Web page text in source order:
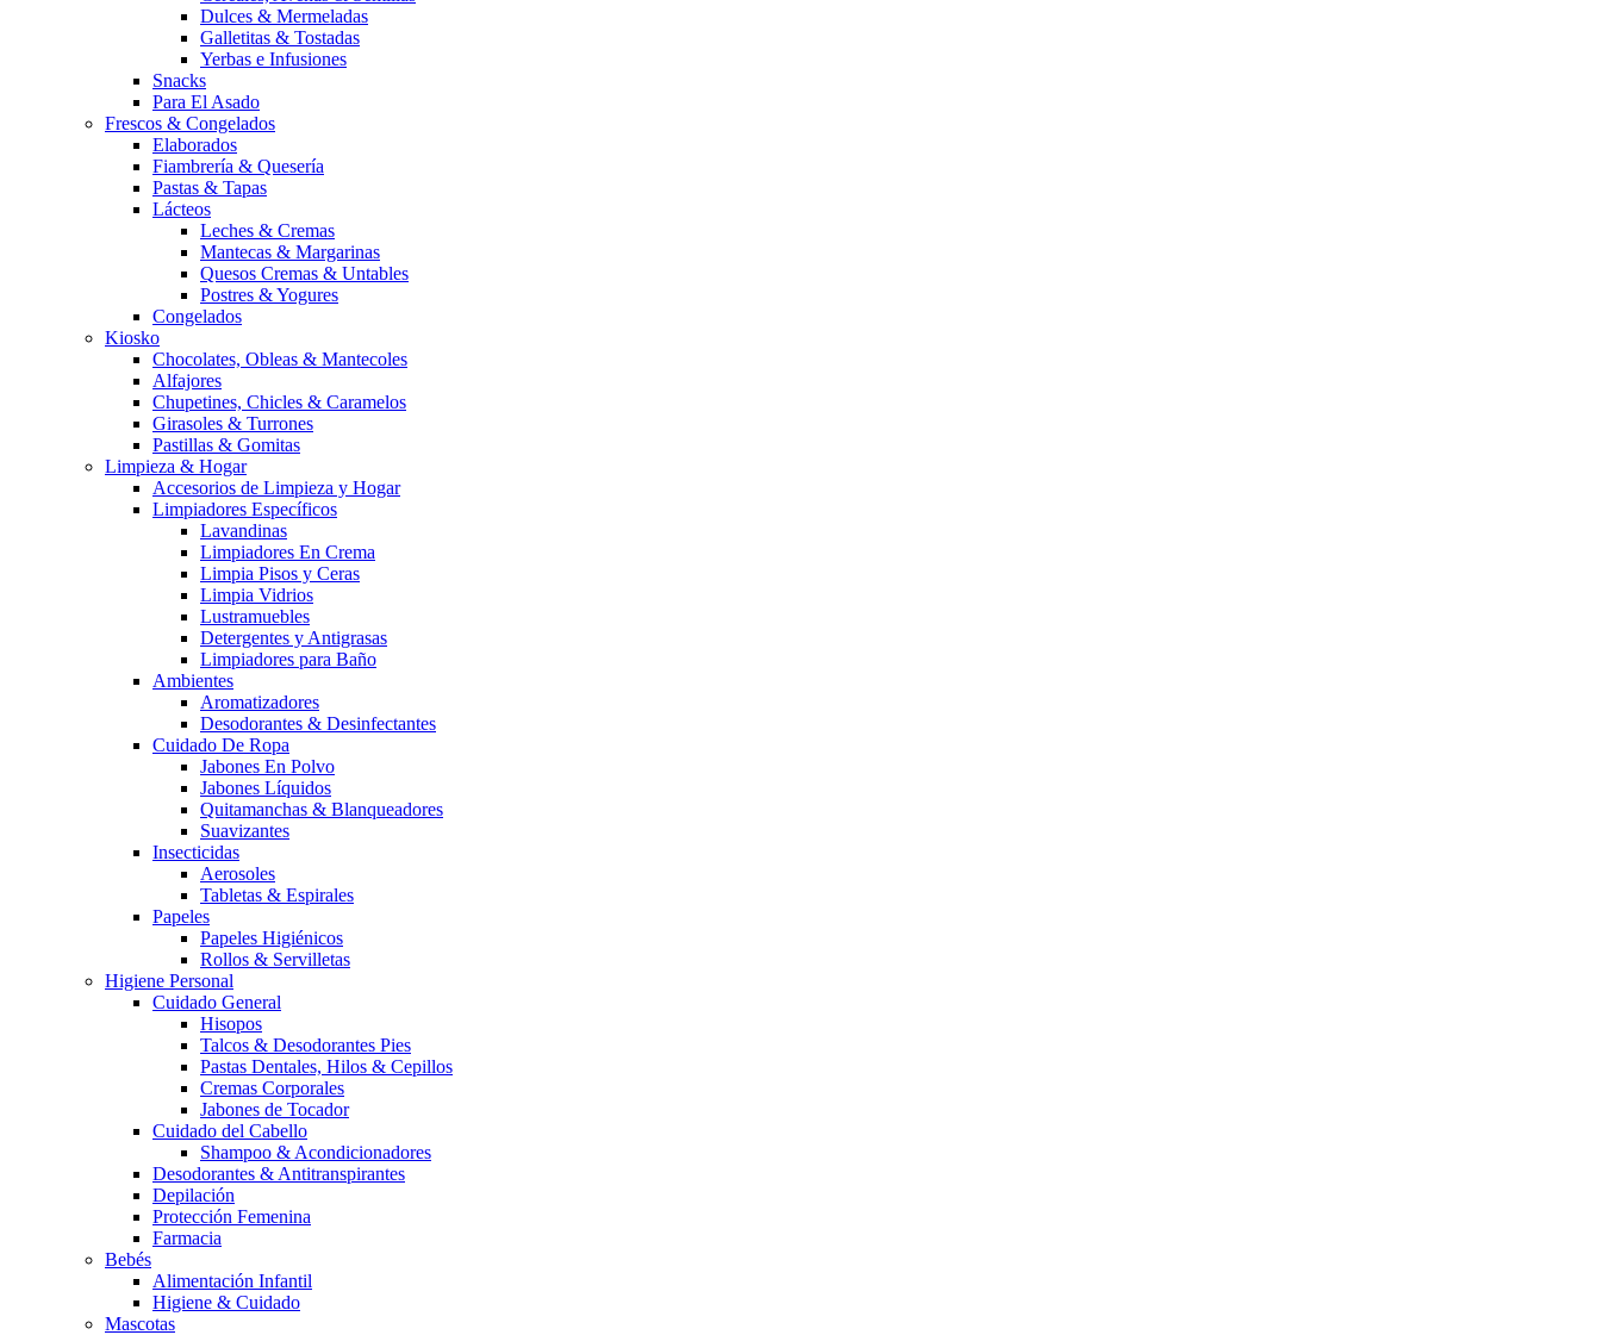
Dulces & Mermeladas
Galletitas & Tostadas
Yerbas e Infusiones
Snacks
Para El Asado
Frescos & Congelados
Elaborados
Fiambrería & Quesería
Pastas & Tapas
Lácteos
Leches & Cremas
Mantecas & Margarinas
Quesos Cremas & Untables
Postres & Yogures
Congelados
Kiosko
Chocolates, Obleas & Mantecoles
Alfajores
Chupetines, Chicles & Caramelos
Girasoles & Turrones
Pastillas & Gomitas
Limpieza & Hogar
Accesorios de Limpieza y Hogar
Limpiadores Específicos
Lavandinas
Limpiadores En Crema
Limpia Pisos y Ceras
Limpia Vidrios
Lustramuebles
Detergentes y Antigrasas
Limpiadores para Baño
Ambientes
Aromatizadores
Desodorantes & Desinfectantes
Cuidado De Ropa
Jabones En Polvo
Jabones Líquidos
Quitamanchas & Blanqueadores
Suavizantes
Insecticidas
Aerosoles
Tabletas & Espirales
Papeles
Papeles Higiénicos
Rollos & Servilletas
Higiene Personal
Cuidado General
Hisopos
Talcos & Desodorantes Pies
Pastas Dentales, Hilos & Cepillos
Cremas Corporales
Jabones de Tocador
Cuidado del Cabello
Shampoo & Acondicionadores
Desodorantes & Antitranspirantes
Depilación
Protección Femenina
Farmacia
Bebés
Alimentación Infantil
Higiene & Cuidado
Mascotas